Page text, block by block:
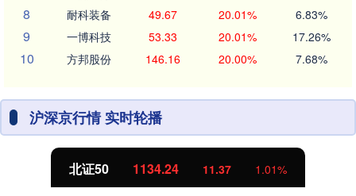
8 耐科装备 49.67 20.01% 6.83%
9 一博科技 53.33 20.01% 17.26%
10 方邦股份 146.16 20.00% 7.68%
沪深京行情 实时轮播
北证50 1134.24 11.37 1.01%